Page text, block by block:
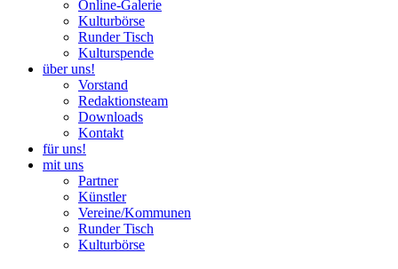
Online-Galerie
Kulturbörse
Runder Tisch
Kulturspende
über uns!
Vorstand
Redaktionsteam
Downloads
Kontakt
für uns!
mit uns
Partner
Künstler
Vereine/Kommunen
Runder Tisch
Kulturbörse